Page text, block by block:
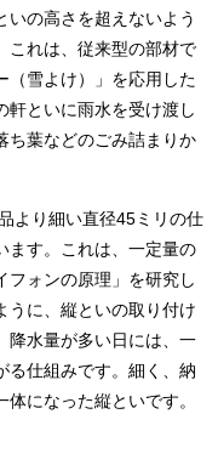
いの高さを超えないよう
これは、従来型の部材で
（雪よけ）」を応用した
軒といに雨水を受け渡し
ち葉などのごみ詰まりか
より細い直径45ミリの仕
ます。これは、一定量の
フォンの原理」を研究し
うに、縦といの取り付け
降水量が多い日には、一
る仕組みです。細く、納
になった縦といです。